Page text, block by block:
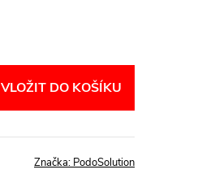
VLOŽIT DO KOŠÍKU
Značka: PodoSolution